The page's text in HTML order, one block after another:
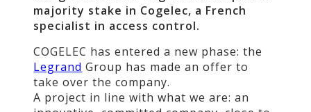
majority stake in Cogelec, a French
specialist in access control.
COGELEC has entered a new phase: the
Legrand Group has made an offer to
take over the company.
A project in line with what we are: an